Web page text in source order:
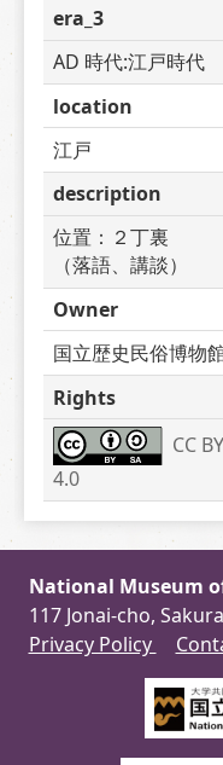
era_3
AD 時代:江戸時代
location
江戸
description
位置：２丁裏　　
（落語、講談）　
Owner
国立歴史民俗博物
Rights
CC
4.0
National Museum
117 Jonai-cho,
Privacy Policy